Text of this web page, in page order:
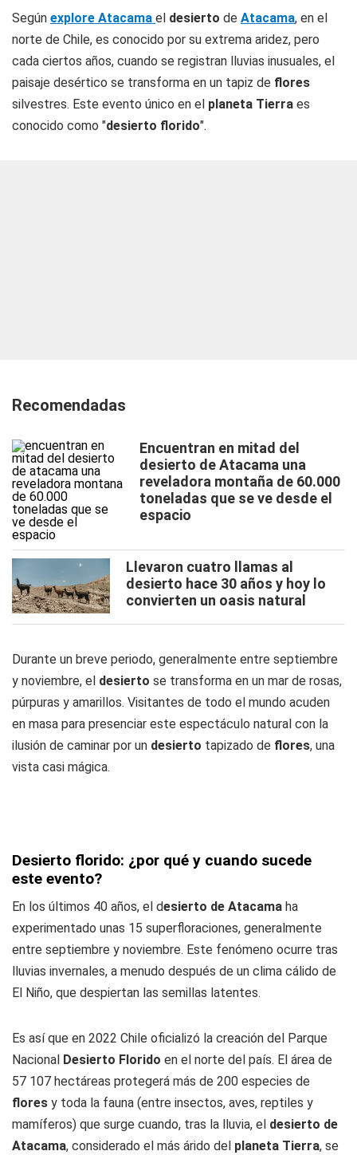
Según explore Atacama el desierto de Atacama, en el
norte de Chile, es conocido por su extrema aridez, pero
cada ciertos años, cuando se registran lluvias inusuales, el
paisaje desértico se transforma en un tapiz de flores
silvestres. Este evento único en el planeta Tierra es
conocido como "desierto florido".
Recomendadas
Encuentran en mitad del
desierto de Atacama una
reveladora montaña de 60.000
toneladas que se ve desde el
espacio
Llevaron cuatro llamas al
desierto hace 30 años y hoy lo
convierten un oasis natural
Durante un breve periodo, generalmente entre septiembre
y noviembre, el desierto se transforma en un mar de rosas,
púrpuras y amarillos. Visitantes de todo el mundo acuden
en masa para presenciar este espectáculo natural con la
ilusión de caminar por un desierto tapizado de flores, una
vista casi mágica.
Desierto florido: ¿por qué y cuando sucede
este evento?
En los últimos 40 años, el desierto de Atacama ha
experimentado unas 15 superfloraciones, generalmente
entre septiembre y noviembre. Este fenómeno ocurre tras
lluvias invernales, a menudo después de un clima cálido de
El Niño, que despiertan las semillas latentes.
Es así que en 2022 Chile oficializó la creación del Parque
Nacional Desierto Florido en el norte del país. El área de
57 107 hectáreas protegerá más de 200 especies de
flores y toda la fauna (entre insectos, aves, reptiles y
mamíferos) que surge cuando, tras la lluvia, el desierto de
Atacama, considerado el más árido del planeta Tierra, se